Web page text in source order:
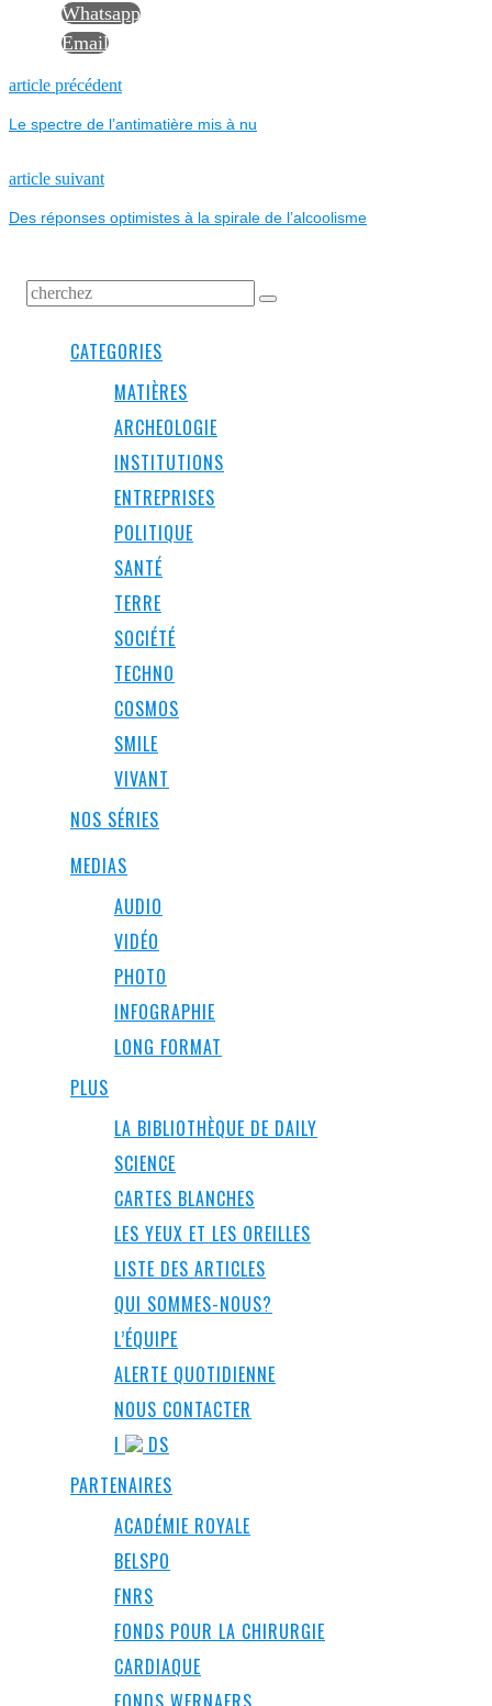
Whatsapp
Email
NAVIGATION
DE
L’ARTICLE
article précédentPrevious
Le spectre de l’antimatière mis à nu
article suivantNext
Des réponses optimistes à la spirale de l’alcoolisme
CATEGORIES
MATIÈRES
ARCHEOLOGIE
INSTITUTIONS
ENTREPRISES
POLITIQUE
SANTÉ
TERRE
SOCIÉTÉ
TECHNO
COSMOS
SMILE
VIVANT
NOS SÉRIES
MEDIAS
AUDIO
VIDÉO
PHOTO
INFOGRAPHIE
LONG FORMAT
PLUS
LA BIBLIOTHÈQUE DE DAILY
SCIENCE
CARTES BLANCHES
LES YEUX ET LES OREILLES
LISTE DES ARTICLES
QUI SOMMES-NOUS?
L’ÉQUIPE
ALERTE QUOTIDIENNE
NOUS CONTACTER
I
DS
PARTENAIRES
ACADÉMIE ROYALE
BELSPO
FNRS
FONDS POUR LA CHIRURGIE
CARDIAQUE